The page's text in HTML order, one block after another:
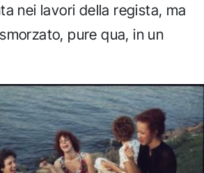
nei lavori della regista, ma
pure qua, in un